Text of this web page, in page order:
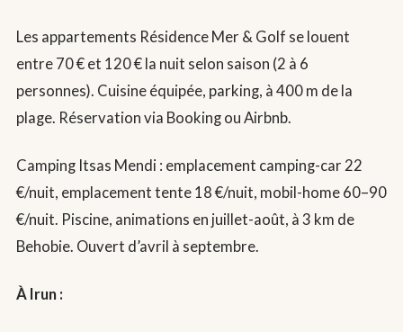
Les appartements Résidence Mer & Golf se louent
entre 70 € et 120 € la nuit selon saison (2 à 6
personnes). Cuisine équipée, parking, à 400 m de la
plage. Réservation via Booking ou Airbnb.
Camping Itsas Mendi : emplacement camping-car 22
€/nuit, emplacement tente 18 €/nuit, mobil-home 60–90
€/nuit. Piscine, animations en juillet-août, à 3 km de
Behobie. Ouvert d’avril à septembre.
À Irun :